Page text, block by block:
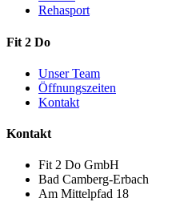
Rehasport
Fit 2 Do
Unser Team
Öffnungszeiten
Kontakt
Kontakt
Fit 2 Do GmbH
Bad Camberg-Erbach
Am Mittelpfad 18